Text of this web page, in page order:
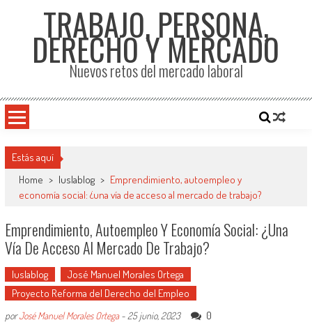
TRABAJO, PERSONA,
DERECHO Y MERCADO
Nuevos retos del mercado laboral
Estás aquí
Home > Iuslablog > Emprendimiento, autoempleo y
economía social: ¿una vía de acceso al mercado de trabajo?
Emprendimiento, Autoempleo Y Economía Social: ¿una
Vía De Acceso Al Mercado De Trabajo?
Iuslablog
José Manuel Morales Ortega
Proyecto Reforma del Derecho del Empleo
porJosé Manuel Morales Ortega- 25 junio, 2023 0